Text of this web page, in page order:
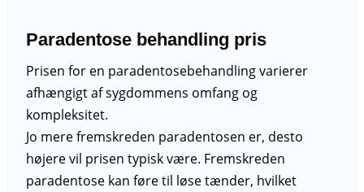
Paradentose behandling pris
Prisen for en paradentosebehandling varierer
afhængigt af sygdommens omfang og
kompleksitet.
Jo mere fremskreden paradentosen er, desto
højere vil prisen typisk være. Fremskreden
paradentose kan føre til løse tænder, hvilket